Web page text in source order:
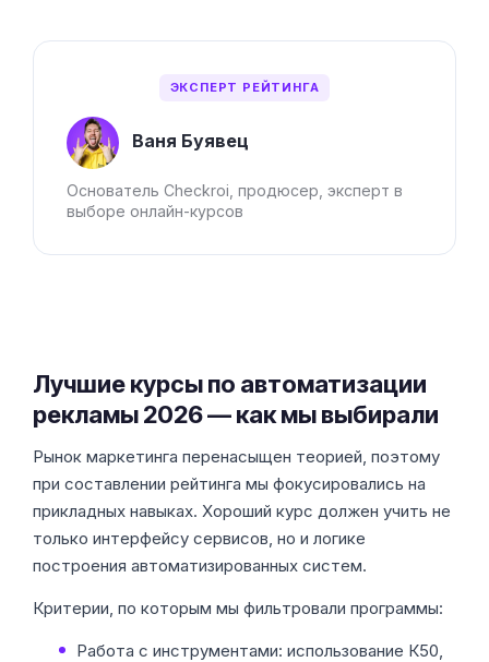
ЭКСПЕРТ РЕЙТИНГА
Ваня Буявец
Основатель Checkroi, продюсер, эксперт в
выборе онлайн-курсов
Лучшие курсы по автоматизации
рекламы 2026 — как мы выбирали
Рынок маркетинга перенасыщен теорией, поэтому
при составлении рейтинга мы фокусировались на
прикладных навыках. Хороший курс должен учить не
только интерфейсу сервисов, но и логике
построения автоматизированных систем.
Критерии, по которым мы фильтровали программы:
Работа с инструментами: использование К50,